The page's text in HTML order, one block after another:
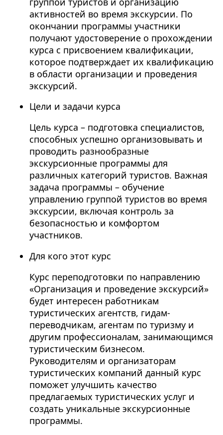
активностей во время экскурсии. По
окончании программы участники
получают удостоверение о прохождении
курса с присвоением квалификации,
которое подтверждает их квалификацию
в области организации и проведения
экскурсий.
Цели и задачи курса
Цель курса – подготовка специалистов,
способных успешно организовывать и
проводить разнообразные
экскурсионные программы для
различных категорий туристов. Важная
задача программы – обучение
управлению группой туристов во время
экскурсии, включая контроль за
безопасностью и комфортом
участников.
Для кого этот курс
Курс переподготовки по направлению
«Организация и проведение экскурсий»
будет интересен работникам
туристических агентств, гидам-
переводчикам, агентам по туризму и
другим профессионалам, занимающимся
туристическим бизнесом.
Руководителям и организаторам
туристических компаний данный курс
поможет улучшить качество
предлагаемых туристических услуг и
создать уникальные экскурсионные
программы.